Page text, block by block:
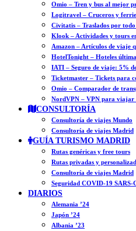
Omio – Tren y bus al mejor
Logitravel – Cruceros y
Civitatis – Traslados por
Klook – Actividades y tours
Amazon – Artículos de viaje
HotelTonight – Hoteles
IATI – Seguro de viaje: 5%
Ticketmaster – Tickets para
Omio – Comparador de
NordVPN – VPN para viajar
CONSULTORÍA
Consultoría de viajes Mundo
Consultoría de viajes Madrid
GUÍA TURISMO MADRID
Rutas genéricas y free tours
Rutas privadas y
Consultoría de viajes Madrid
Seguridad COVID-19 SARS-
DIARIOS
Alemania ’24
Japón ’24
Albania ’23